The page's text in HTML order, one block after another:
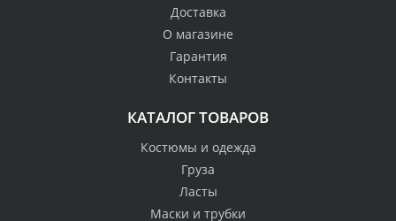
Доставка
О магазине
Гарантия
Контакты
КАТАЛОГ ТОВАРОВ
Костюмы и одежда
Груза
Ласты
Маски и трубки